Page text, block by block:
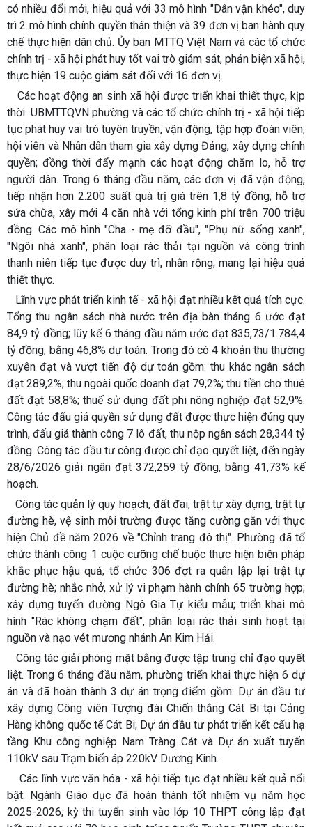
có nhiều đổi mới, hiệu quả với 33 mô hình "Dân vận khéo", duy
trì 2 mô hình chính quyền thân thiện và 39 đơn vị ban hành quy
chế thực hiện dân chủ. Ủy ban MTTQ Việt Nam và các tổ chức
chính trị - xã hội phát huy tốt vai trò giám sát, phản biện xã hội,
thực hiện 19 cuộc giám sát đối với 16 đơn vị.
Các hoạt động an sinh xã hội được triển khai thiết thực, kịp
thời. UBMTTQVN phường và các tổ chức chính trị - xã hội tiếp
tục phát huy vai trò tuyên truyền, vận động, tập hợp đoàn viên,
hội viên và Nhân dân tham gia xây dựng Đảng, xây dựng chính
quyền; đồng thời đẩy mạnh các hoạt động chăm lo, hỗ trợ
người dân. Trong 6 tháng đầu năm, các đơn vị đã vận động,
tiếp nhận hơn 2.200 suất quà trị giá trên 1,8 tỷ đồng; hỗ trợ
sửa chữa, xây mới 4 căn nhà với tổng kinh phí trên 700 triệu
đồng. Các mô hình "Cha - mẹ đỡ đầu", "Phụ nữ sống xanh",
"Ngôi nhà xanh", phân loại rác thải tại nguồn và công trình
thanh niên tiếp tục được duy trì, nhân rộng, mang lại hiệu quả
thiết thực.
Lĩnh vực phát triển kinh tế - xã hội đạt nhiều kết quả tích cực.
Tổng thu ngân sách nhà nước trên địa bàn tháng 6 ước đạt
84,9 tỷ đồng; lũy kế 6 tháng đầu năm ước đạt 835,73/1.784,4
tỷ đồng, bằng 46,8% dự toán. Trong đó có 4 khoản thu thường
xuyên đạt và vượt tiến độ dự toán gồm: thu khác ngân sách
đạt 289,2%; thu ngoài quốc doanh đạt 79,2%; thu tiền cho thuê
đất đạt 58,8%; thuế sử dụng đất phi nông nghiệp đạt 52,9%.
Công tác đấu giá quyền sử dụng đất được thực hiện đúng quy
trình, đấu giá thành công 7 lô đất, thu nộp ngân sách 28,344 tỷ
đồng. Công tác đầu tư công được chỉ đạo quyết liệt, đến ngày
28/6/2026 giải ngân đạt 372,259 tỷ đồng, bằng 41,73% kế
hoạch.
Công tác quản lý quy hoạch, đất đai, trật tự xây dựng, trật tự
đường hè, vệ sinh môi trường được tăng cường gắn với thực
hiện Chủ đề năm 2026 về "Chỉnh trang đô thị". Phường đã tổ
chức thành công 1 cuộc cưỡng chế buộc thực hiện biện pháp
khắc phục hậu quả; tổ chức 306 đợt ra quân lập lại trật tự
đường hè; nhắc nhở, xử lý vi phạm hành chính 65 trường hợp;
xây dựng tuyến đường Ngô Gia Tự kiểu mẫu; triển khai mô
hình "Rác không chạm đất", phân loại rác thải sinh hoạt tại
nguồn và nạo vét mương nhánh An Kim Hải.
Công tác giải phóng mặt bằng được tập trung chỉ đạo quyết
liệt. Trong 6 tháng đầu năm, phường triển khai thực hiện 6 dự
án và đã hoàn thành 3 dự án trọng điểm gồm: Dự án đầu tư
xây dựng Công viên Tượng đài Chiến thắng Cát Bi tại Cảng
Hàng không quốc tế Cát Bi; Dự án đầu tư phát triển kết cấu hạ
tầng Khu công nghiệp Nam Tràng Cát và Dự án xuất tuyến
110kV sau Trạm biến áp 220kV Dương Kinh.
Các lĩnh vực văn hóa - xã hội tiếp tục đạt nhiều kết quả nổi
bật. Ngành Giáo dục đã hoàn thành tốt nhiệm vụ năm học
2025-2026; kỳ thi tuyển sinh vào lớp 10 THPT công lập đạt